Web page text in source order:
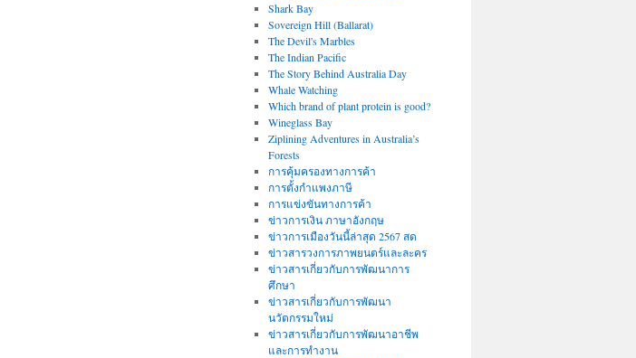
Shark Bay
Sovereign Hill (Ballarat)
The Devil's Marbles
The Indian Pacific
The Story Behind Australia Day
Whale Watching
Which brand of plant protein is good?
Wineglass Bay
Ziplining Adventures in Australia’s
Forests
การคุ้มครองทางการค้า
การตั้งกำแพงภาษี
การแข่งขันทางการค้า
ข่าวการเงิน ภาษาอังกฤษ
ข่าวการเมืองวันนี้ล่าสุด 2567 สด
ข่าวสารวงการภาพยนตร์และละคร
ข่าวสารเกี่ยวกับการพัฒนาการ
ศึกษา
ข่าวสารเกี่ยวกับการพัฒนา
นวัตกรรมใหม่
ข่าวสารเกี่ยวกับการพัฒนาอาชีพ
และการทำงาน